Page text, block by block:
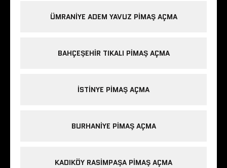
ÜMRANIYE ADEM YAVUZ PIMAŞ AÇMA
BAHÇEŞEHIR TIKALI PIMAŞ AÇMA
ISTINYE PIMAŞ AÇMA
BURHANIYE PIMAŞ AÇMA
KADIKÖY RASIMPAŞA PIMAŞ AÇMA